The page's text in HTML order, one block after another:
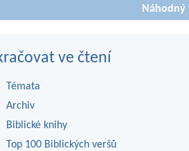
Náhodný
ve čtení
Témata
Archiv
Biblické knihy
Top 100 Biblických veršů